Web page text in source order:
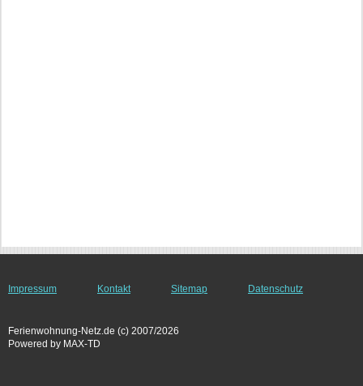
Impressum Kontakt Sitemap Datenschutz
Ferienwohnung-Netz.de (c) 2007/2026
Powered by MAX-TD